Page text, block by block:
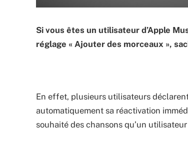
Si vous êtes un utilisateur d’Apple
réglage « Ajouter des morceaux »,
En effet, plusieurs utilisateurs
automatiquement sa réactivation
souhaité des chansons qu’un